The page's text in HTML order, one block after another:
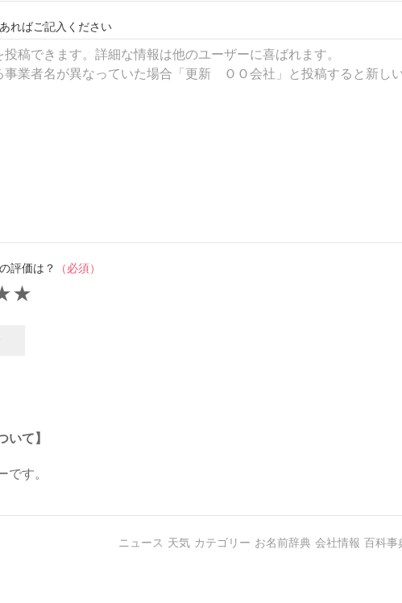
ればご記入ください
評価は？ （必須）
★
いて】
です。
ニュース 天気 カテゴリー お名前辞典 会社情報 百科事